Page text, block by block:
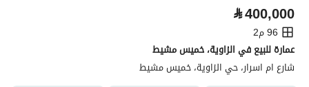
⃁400,000
96 م2
عمارة للبيع في الزاوية، خميس مشيط
شارع ام اسرار، حي الزاوية، خميس مشيط